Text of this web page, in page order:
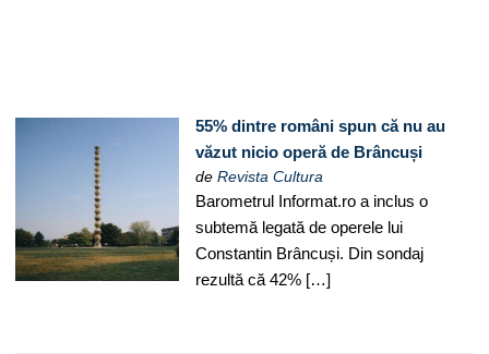
55% dintre români spun că nu au
văzut nicio operă de Brâncuși
deRevista Cultura
Barometrul Informat.ro a inclus o
subtemă legată de operele lui
Constantin Brâncuși. Din sondaj
rezultă că 42% […]